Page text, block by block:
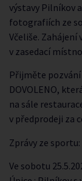
výstavy Pilníkov
fotografiích ze
Včeliše. Zahájení
v zasedací
Přijměte pozvání
DOVOLENO,
na sále
v předprodeji za
Zprávy ze sportu:
Ve sobotu